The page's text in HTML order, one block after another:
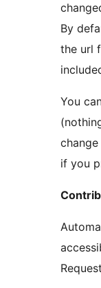
By
the url
You
if you